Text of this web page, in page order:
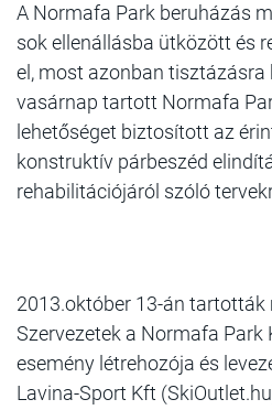
A Normafa Park beruházás
sok ellenállásba ütközött és
el, most azonban tisztázásra
vasárnap tartott Normafa
lehetőséget biztosított az
konstruktív párbeszéd
rehabilitációjáról szóló
2013.október 13-án tartották
Szervezetek a Normafa Park
esemény létrehozója és
Lavina-Sport Kft